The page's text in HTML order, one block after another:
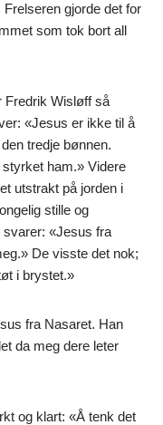
gjorde det for
som tok bort all
Fredrik Wisløff så
«Jesus er ikke til å
tredje bønnen.
ham.» Videre
utstrakt på jorden i
stille og
svarer: «Jesus fra
De visste det nok;
i brystet.»
fra Nasaret. Han
da meg dere leter
og klart: «Å tenk det